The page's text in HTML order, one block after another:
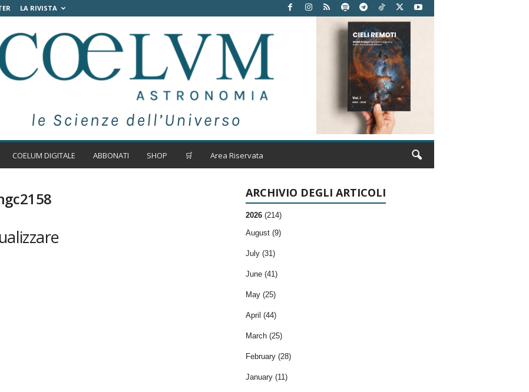
LA RIVISTA
COELUM DIGITALE ABBONATI SHOP 🛒 Area Riservata
ARCHIVIO DEGLI ARTICOLI
2026 (214)
August (9)
July (31)
June (41)
May (25)
April (44)
March (25)
February (28)
January (11)